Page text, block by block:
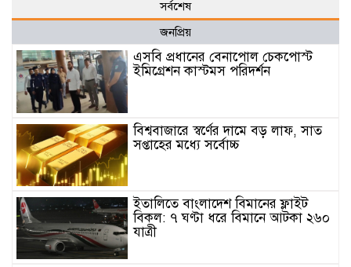
সর্বশেষ
জনপ্রিয়
এসবি প্রধানের বেনাপোল চেকপোস্ট
ইমিগ্রেশন কাস্টমস পরিদর্শন
বিশ্ববাজারে স্বর্ণের দামে বড় লাফ, সাত
সপ্তাহের মধ্যে সর্বোচ্চ
ইতালিতে বাংলাদেশ বিমানের ফ্লাইট
বিকল: ৭ ঘণ্টা ধরে বিমানে আটকা ২৬০
যাত্রী